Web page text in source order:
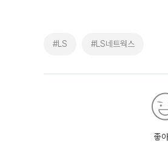
#LS #LS네트웍스
좋